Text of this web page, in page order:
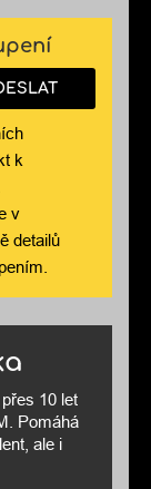
k
v
detailů
10 let
Pomáhá
ale i